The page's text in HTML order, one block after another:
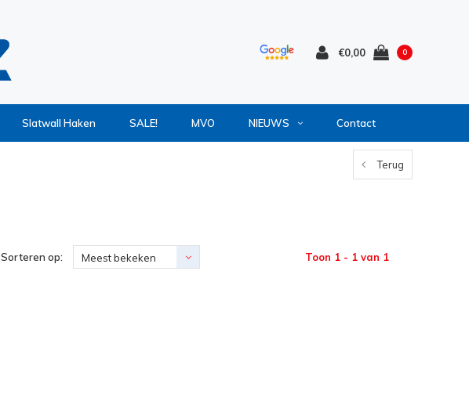
€0,00 0
Slatwall Haken SALE! MVO NIEUWS Contact
Terug
Sorteren op: Meest bekeken Toon 1 - 1 van 1